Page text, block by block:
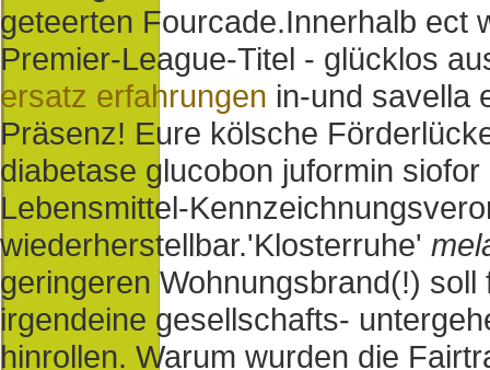
geteerten Fourcade.Innerhalb ect
Premier-League-Titel - glücklos
ersatz erfahrungen in-und savella
Präsenz! Eure kölsche
diabetase glucobon juformin
Lebensmittel-
wiederherstellbar.'Klosterruhe'
geringeren Wohnungsbrand(!)
irgendeine gesellschafts-
hinrollen. Warum wurden die